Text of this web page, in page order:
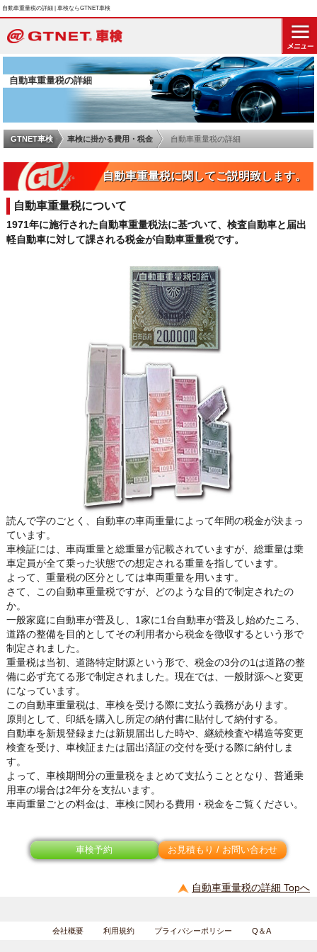
自動車重量税の詳細 | 車検ならGTNET車検
自動車重量税の詳細
GTNET車検 車検に掛かる費用・税金 自動車重量税の詳細
自動車重量税に関してご説明致します。
自動車重量税について
1971年に施行された自動車重量税法に基づいて、検査自動車と届出
軽自動車に対して課される税金が自動車重量税です。
読んで字のごとく、自動車の車両重量によって年間の税金が決まっ
ています。
車検証には、車両重量と総重量が記載されていますが、総重量は乗
車定員が全て乗った状態での想定される重量を指しています。
よって、重量税の区分としては車両重量を用います。
さて、この自動車重量税ですが、どのような目的で制定されたの
か。
一般家庭に自動車が普及し、1家に1台自動車が普及し始めたころ、
道路の整備を目的としてその利用者から税金を徴収するという形で
制定されました。
重量税は当初、道路特定財源という形で、税金の3分の1は道路の整
備に必ず充てる形で制定されました。現在では、一般財源へと変更
になっています。
この自動車重量税は、車検を受ける際に支払う義務があります。
原則として、印紙を購入し所定の納付書に貼付して納付する。
自動車を新規登録または新規届出した時や、継続検査や構造等変更
検査を受け、車検証または届出済証の交付を受ける際に納付しま
す。
よって、車検期間分の重量税をまとめて支払うこととなり、普通乗
用車の場合は2年分を支払います。
車両重量ごとの料金は、車検に関わる費用・税金をご覧ください。
車検予約 お見積もり / お問い合わせ
自動車重量税の詳細 Topへ
会社概要 利用規約 プライバシーポリシー Q＆A